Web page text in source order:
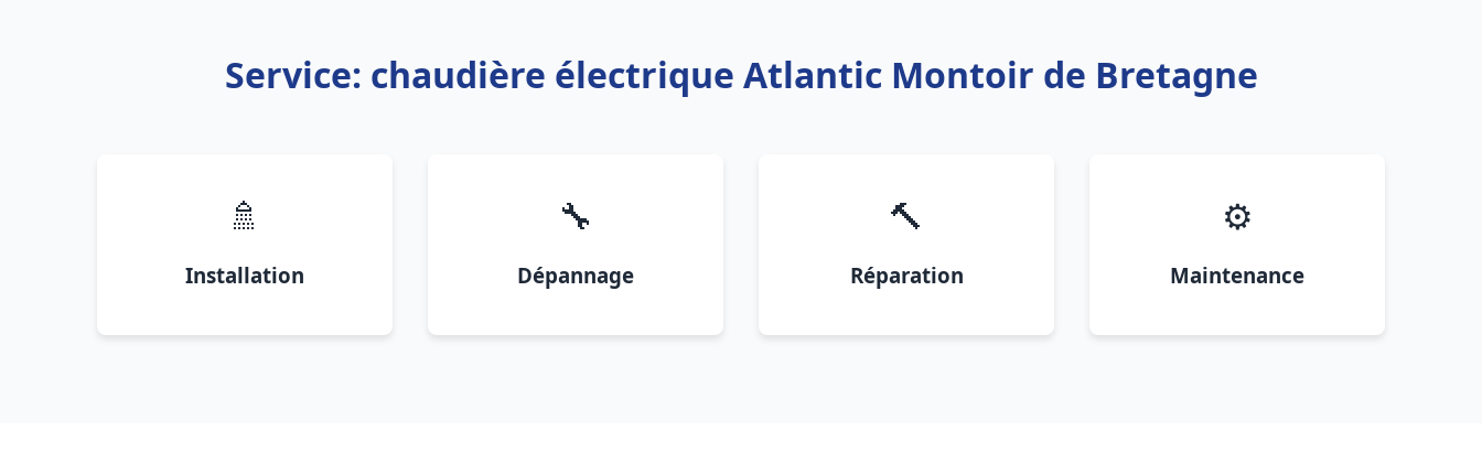
Service: chaudière électrique Atlantic Montoir de Bretagne
🚿
Installation
🔧
Dépannage
🔨
Réparation
⚙️
Maintenance